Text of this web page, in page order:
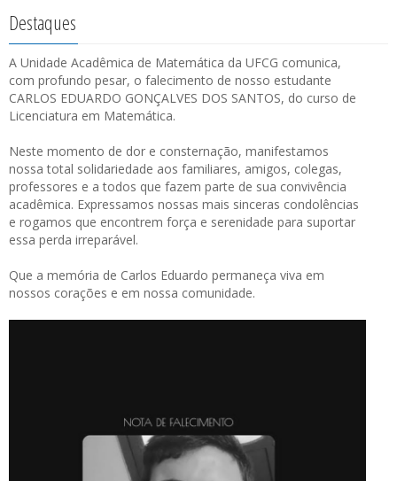
Destaques
A Unidade Acadêmica de Matemática da UFCG comunica,
com profundo pesar, o falecimento de nosso estudante
CARLOS EDUARDO GONÇALVES DOS SANTOS, do curso de
Licenciatura em Matemática.
Neste momento de dor e consternação, manifestamos
nossa total solidariedade aos familiares, amigos, colegas,
professores e a todos que fazem parte de sua convivência
acadêmica. Expressamos nossas mais sinceras condolências
e rogamos que encontrem força e serenidade para suportar
essa perda irreparável.
Que a memória de Carlos Eduardo permaneça viva em
nossos corações e em nossa comunidade.